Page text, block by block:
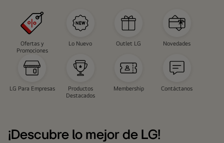
Ofertas y
Promociones
Lo Nuevo Outlet LG Novedades
LG Para Empresas
Productos
Destacados
Membership Contáctanos
¡Descubre lo mejor de LG!